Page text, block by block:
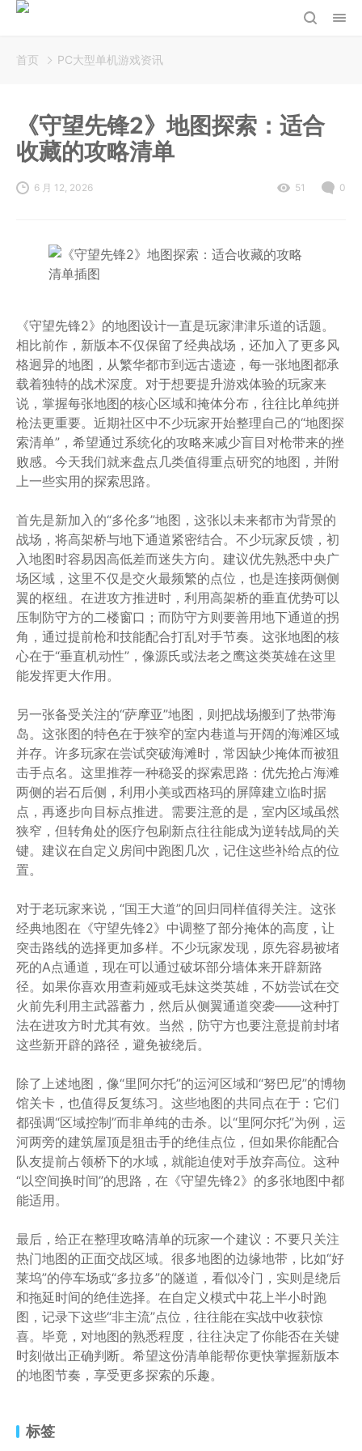
首页 PC大型单机游戏资讯
《守望先锋2》地图探索：适合
收藏的攻略清单
6 月 12, 2026 51 0
《守望先锋2》的地图设计一直是玩家津津乐道的话题。
相比前作，新版本不仅保留了经典战场，还加入了更多风
格迥异的地图，从繁华都市到远古遗迹，每一张地图都承
载着独特的战术深度。对于想要提升游戏体验的玩家来
说，掌握每张地图的核心区域和掩体分布，往往比单纯拼
枪法更重要。近期社区中不少玩家开始整理自己的“地图探
索清单”，希望通过系统化的攻略来减少盲目对枪带来的挫
败感。今天我们就来盘点几类值得重点研究的地图，并附
上一些实用的探索思路。
首先是新加入的“多伦多”地图，这张以未来都市为背景的
战场，将高架桥与地下通道紧密结合。不少玩家反馈，初
入地图时容易因高低差而迷失方向。建议优先熟悉中央广
场区域，这里不仅是交火最频繁的点位，也是连接两侧侧
翼的枢纽。在进攻方推进时，利用高架桥的垂直优势可以
压制防守方的二楼窗口；而防守方则要善用地下通道的拐
角，通过提前枪和技能配合打乱对手节奏。这张地图的核
心在于“垂直机动性”，像源氏或法老之鹰这类英雄在这里
能发挥更大作用。
另一张备受关注的“萨摩亚”地图，则把战场搬到了热带海
岛。这张图的特色在于狭窄的室内巷道与开阔的海滩区域
并存。许多玩家在尝试突破海滩时，常因缺少掩体而被狙
击手点名。这里推荐一种稳妥的探索思路：优先抢占海滩
两侧的岩石后侧，利用小美或西格玛的屏障建立临时据
点，再逐步向目标点推进。需要注意的是，室内区域虽然
狭窄，但转角处的医疗包刷新点往往能成为逆转战局的关
键。建议在自定义房间中跑图几次，记住这些补给点的位
置。
对于老玩家来说，“国王大道”的回归同样值得关注。这张
经典地图在《守望先锋2》中调整了部分掩体的高度，让
突击路线的选择更加多样。不少玩家发现，原先容易被堵
死的A点通道，现在可以通过破坏部分墙体来开辟新路
径。如果你喜欢用查莉娅或毛妹这类英雄，不妨尝试在交
火前先利用主武器蓄力，然后从侧翼通道突袭——这种打
法在进攻方时尤其有效。当然，防守方也要注意提前封堵
这些新开辟的路径，避免被绕后。
除了上述地图，像“里阿尔托”的运河区域和“努巴尼”的博物
馆关卡，也值得反复练习。这些地图的共同点在于：它们
都强调“区域控制”而非单纯的击杀。以“里阿尔托”为例，运
河两旁的建筑屋顶是狙击手的绝佳点位，但如果你能配合
队友提前占领桥下的水域，就能迫使对手放弃高位。这种
“以空间换时间”的思路，在《守望先锋2》的多张地图中都
能适用。
最后，给正在整理攻略清单的玩家一个建议：不要只关注
热门地图的正面交战区域。很多地图的边缘地带，比如“好
莱坞”的停车场或“多拉多”的隧道，看似冷门，实则是绕后
和拖延时间的绝佳选择。在自定义模式中花上半小时跑
图，记录下这些“非主流”点位，往往能在实战中收获惊
喜。毕竟，对地图的熟悉程度，往往决定了你能否在关键
时刻做出正确判断。希望这份清单能帮你更快掌握新版本
的地图节奏，享受更多探索的乐趣。
标签